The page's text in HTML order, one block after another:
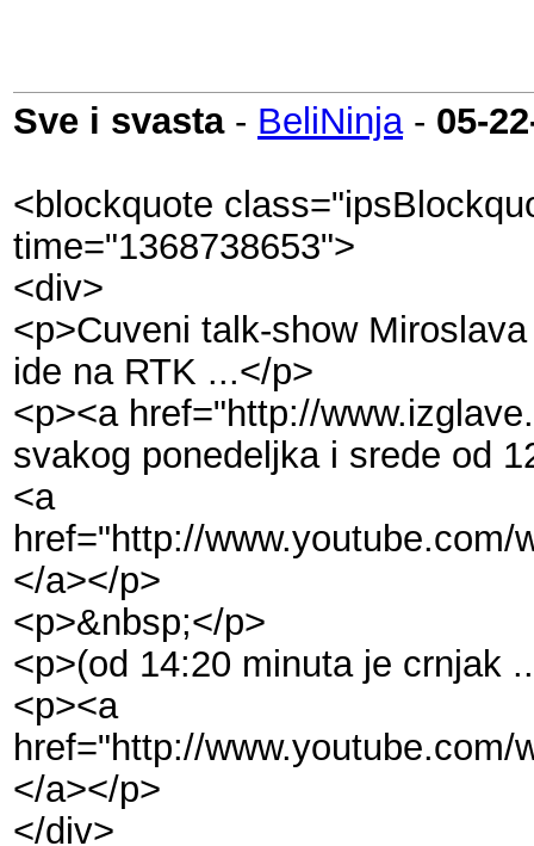
Sve i svasta- BeliNinja- 05-
<blockquote
time="1368738653">
<div>
<p>Cuveni talk-show
ide na RTK ...</p>
<p><a href="http://
svakog ponedeljka i srede od
<a
href="http://
</a></p>
<p>&nbsp;</p>
<p>(od 14:20 minuta je crnjak
<p><a
href="http://
</a></p>
</div>